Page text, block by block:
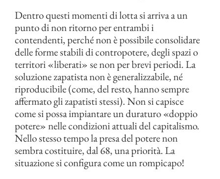
Dentro questi momenti di lotta si arriva a un
punto di non ritorno per entrambi i
contendenti, perché non è possibile consolidare
delle forme stabili di contropotere, degli spazi o
territori «liberati» se non per brevi periodi. La
soluzione zapatista non è generalizzabile, né
riproducibile (come, del resto, hanno sempre
affermato gli zapatisti stessi). Non si capisce
come si possa impiantare un duraturo «doppio
potere» nelle condizioni attuali del capitalismo.
Nello stesso tempo la presa del potere non
sembra costituire, dal 68, una priorità. La
situazione si configura come un rompicapo!